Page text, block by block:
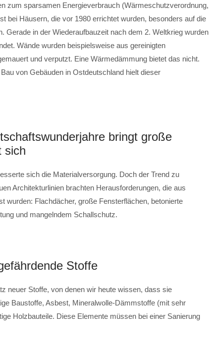
zum sparsamen Energieverbrauch (Wärmeschutzverordnung,
bei Häusern, die vor 1980 errichtet wurden, besonders auf die
Gerade in der Wiederaufbauzeit nach dem 2. Weltkrieg wurden
Wände wurden beispielsweise aus gereinigten
und verputzt. Eine Wärmedämmung bietet das nicht.
von Gebäuden in Ostdeutschland hielt dieser
bringt große
sich
sich die Materialversorgung. Doch der Trend zu
Architekturlinien brachten Herausforderungen, die aus
wurden: Flachdächer, große Fensterflächen, betonierte
und mangelndem Schallschutz.
Stoffe
neuer Stoffe, von denen wir heute wissen, dass sie
Baustoffe, Asbest, Mineralwolle-Dämmstoffe (mit sehr
Holzbauteile. Diese Elemente müssen bei einer Sanierung